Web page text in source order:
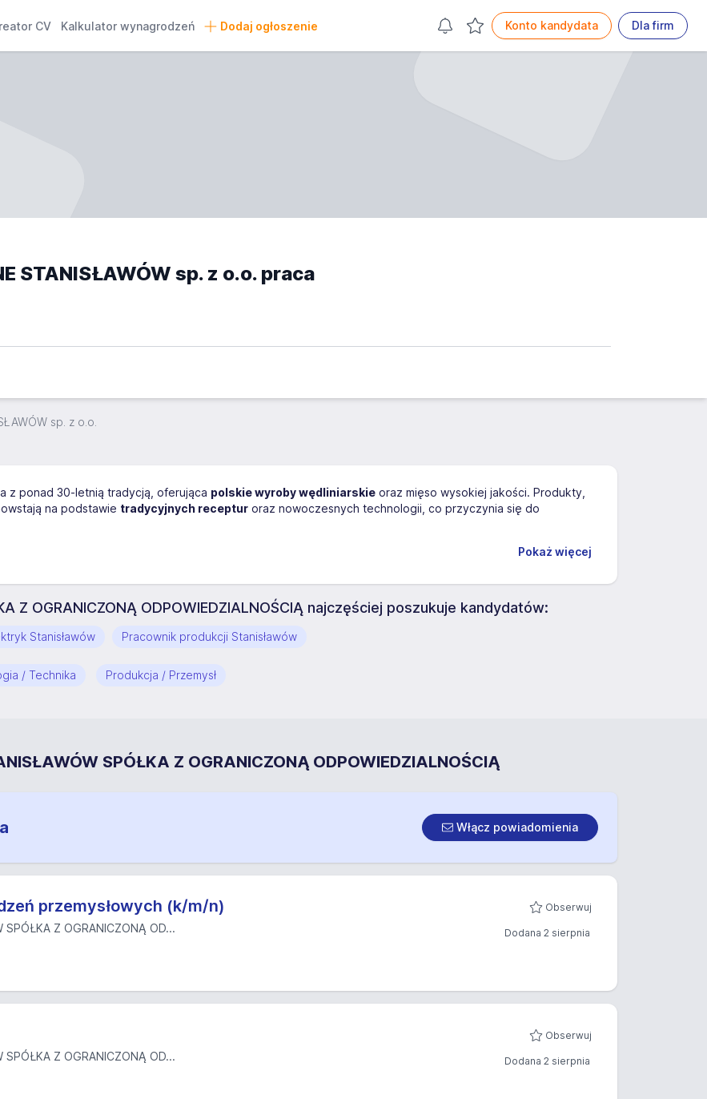
CV Kalkulator wynagrodzeń Dodaj ogłoszenie Konto kandydata Dla firm
STANISŁAWÓW sp. z o.o. praca
sp. z o.o.
z ponad 30-letnią tradycją, oferująca polskie wyroby wędliniarskie oraz mięso wysokiej jakości. Produkty,
na podstawie tradycyjnych receptur oraz nowoczesnych technologii, co przyczynia się do
Pokaż więcej
Z OGRANICZONĄ ODPOWIEDZIALNOŚCIĄ najczęściej poszukuje kandydatów:
Stanisławów Pracownik produkcji Stanisławów
/ Technika Produkcja / Przemysł
SPÓŁKA Z OGRANICZONĄ ODPOWIEDZIALNOŚCIĄ
Włącz powiadomienia
przemysłowych (k/m/n)
SPÓŁKA Z OGRANICZONĄ OD...
Obserwuj
Dodana 2 sierpnia
SPÓŁKA Z OGRANICZONĄ OD...
Obserwuj
Dodana 2 sierpnia